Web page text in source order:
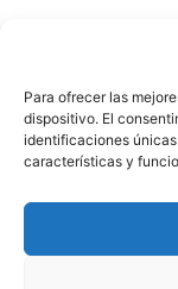
Para ofrecer las
dispositivo. El
identificaciones
características y